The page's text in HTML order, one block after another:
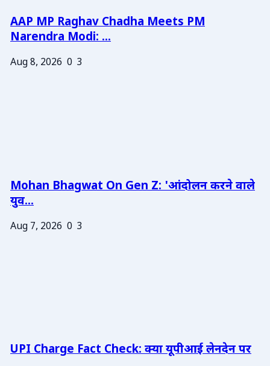
AAP MP Raghav Chadha Meets PM
Narendra Modi: ...
Aug 8, 2026 0 3
Mohan Bhagwat On Gen Z: 'आंदोलन करने वाले
युव...
Aug 7, 2026 0 3
UPI Charge Fact Check: क्या यूपीआई लेनदेन पर